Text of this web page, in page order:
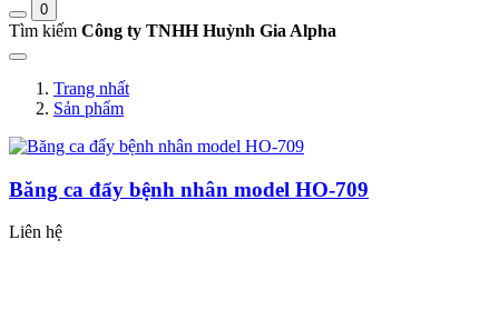
0
Tìm kiếm Công ty TNHH Huỳnh Gia Alpha
Trang nhất
Sản phẩm
Băng ca đẩy bệnh nhân model HO-709
Liên hệ